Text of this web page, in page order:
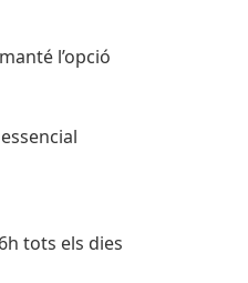
l’opció
tots els dies